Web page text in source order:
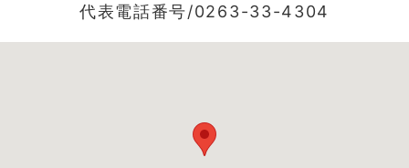
代表電話番号/0263-33-4304